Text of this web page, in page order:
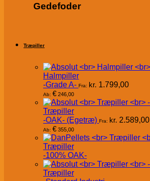
Gedefoder
Træpiller
Halmpiller
-Grade A- Fra: kr. 1.799,00
Ab: € 246,00
Træpiller
-OAK- (Egetræ) Fra: kr. 2.589,00
Ab: € 355,00
Træpiller
-100% OAK-
Træpiller